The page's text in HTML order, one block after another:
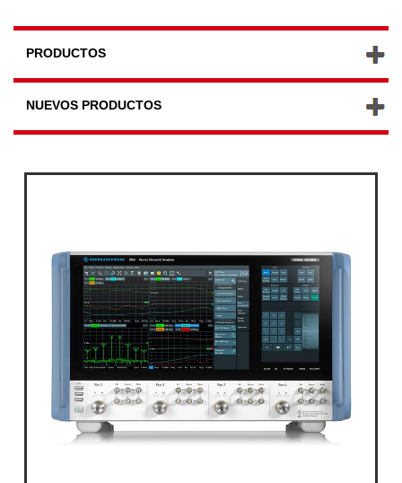
PRODUCTOS
NUEVOS PRODUCTOS